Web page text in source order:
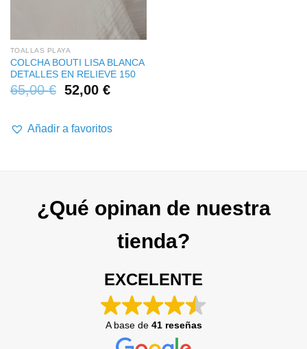
TOALLAS PLAYA
COLCHA BOUTI LISA BLANCA
DETALLES EN RELIEVE 150
65,00€ 52,00 €
Añadir a favoritos
¿Qué opinan de nuestra
tienda?
EXCELENTE
A base de 41 reseñas